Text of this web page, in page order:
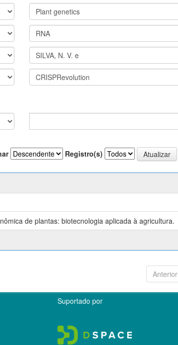
Registro(s)
de plantas: biotecnologia aplicada à agricultura.
Anterior
Suportado por